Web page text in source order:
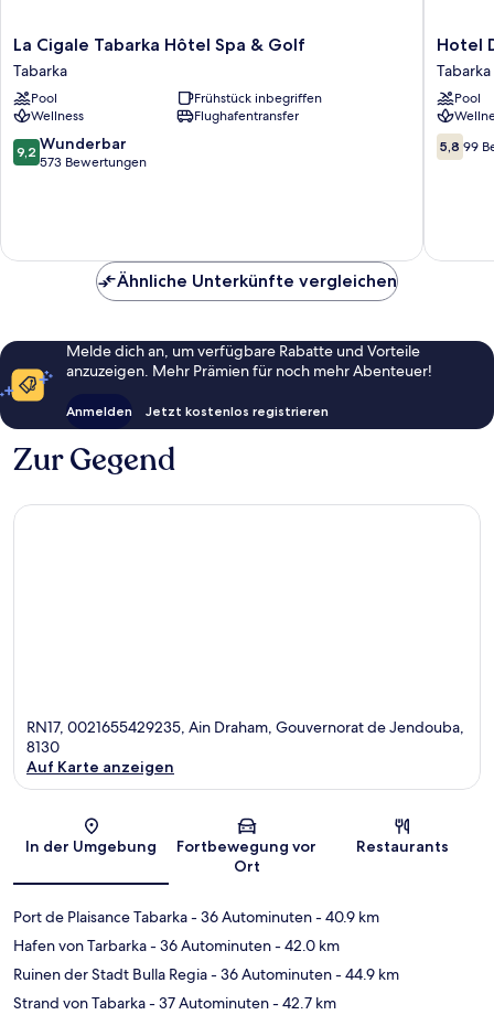
La
Cigale
Tabarka
Hôtel
Spa
&
Golf
La Cigale Tabarka Hôtel Spa & Golf
Tabarka
Pool
Frühstück inbegriffen
Wellness
Flughafentransfer
9.2
von
9,2 Wunderbar
573 Bewertungen
Hotel
Dar
Ismail
Tabarka
Tabarka
Hotel
Tabarka
Pool
5.8
von
5,8 99
Ähnliche Unterkünfte vergleichen
Melde dich an, um verfügbare Rabatte und Vorteile
anzuzeigen. Mehr Prämien für noch mehr Abenteuer!
Anmelden Jetzt kostenlos registrieren
Zur Gegend
RN17, 0021655429235, Ain Draham, Gouvernorat de Jendouba,
8130
Auf Karte anzeigen
In der Umgebung
Fortbewegung vor
Ort
Restaurants
Port de Plaisance Tabarka- 36 Autominuten- 40.9 km
Hafen von Tarbarka- 36 Autominuten- 42.0 km
Ruinen der Stadt Bulla Regia- 36 Autominuten- 44.9 km
Strand von Tabarka- 37 Autominuten- 42.7 km